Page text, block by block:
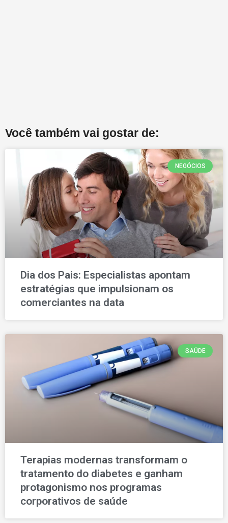
Você também vai gostar de:
NEGÓCIOS
Dia dos Pais: Especialistas apontam
estratégias que impulsionam os
comerciantes na data
SAÚDE
Terapias modernas transformam o
tratamento do diabetes e ganham
protagonismo nos programas
corporativos de saúde